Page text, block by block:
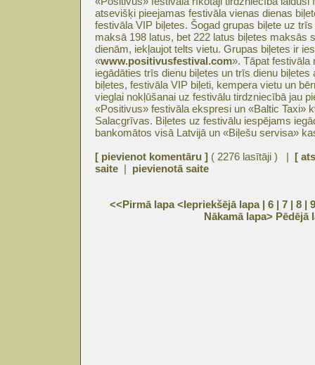
atsevišķi pieejamas festivāla vienas dienas
festivāla VIP biļetes. Šogad grupas biļete uz
maksā 198 latus, bet 222 latus biļetes maksās
dienām, iekļaujot telts vietu. Grupas biļetes ir
«www.positivusfestival.com». Tāpat festivāla
iegādāties trīs dienu biļetes un trīs dienu
biļetes, festivāla VIP biļeti, kempera vietu un
vieglai nokļūšanai uz festivālu tirdzniecībā jau
«Positivus» festivāla ekspresi un «Baltic Taxi»
Salacgrīvas. Biļetes uz festivālu iespējams
bankomātos visā Latvijā un «Biļešu servisa»
[ pievienot komentāru ] ( 2276 lasītāji ) | [
saite | pievienotā saite
<<Pirmā lapa<Iepriekšējā lapa | 6 | 7| 8| 9
Nākamā lapa> Pēdējā